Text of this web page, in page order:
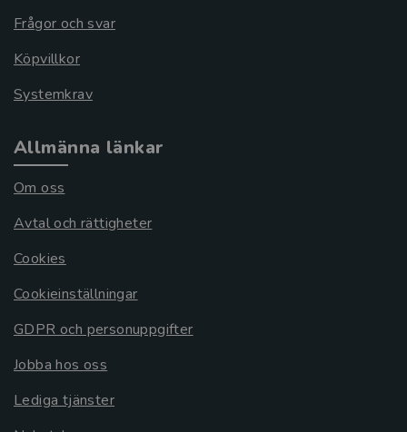
Frågor och svar
Köpvillkor
Systemkrav
Allmänna länkar
Om oss
Avtal och rättigheter
Cookies
Cookieinställningar
GDPR och personuppgifter
Jobba hos oss
Lediga tjänster